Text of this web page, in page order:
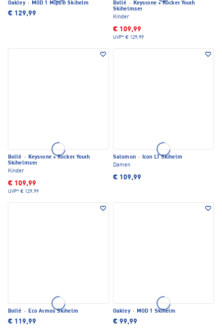
Oakley · MOD 1 Mips® Skihelm
€ 129,99
Bollé · Keystone + Rocket Youth
Skihelmset
Kinder
€ 109,99
UVP* € 129,99
Bollé · Keystone + Rocket Youth
Skihelmset
Kinder
€ 109,99
UVP* € 129,99
Salomon · Icon LT Skihelm
Damen
€ 109,99
Bollé · Eco Atmos Skihelm
€ 119,99
Oakley · MOD 1 Skihelm
€ 99,99